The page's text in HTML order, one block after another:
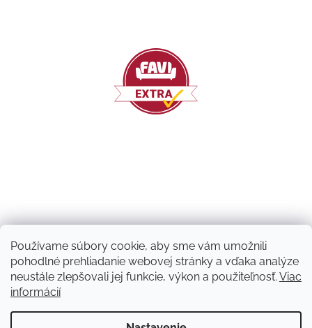
Používame súbory cookie, aby sme vám umožnili
pohodlné prehliadanie webovej stránky a vďaka analýze
neustále zlepšovali jej funkcie, výkon a použiteľnosť. Viac
informácií